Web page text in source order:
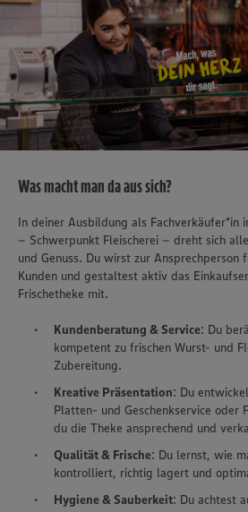
Was macht man da aus sich?
In deiner Ausbildung als Fachverkäufer*in
– Schwerpunkt Fleischerei – dreht sich
und Genuss. Du wirst zur Ansprechperson
Kunden und gestaltest aktiv das
Frischetheke mit.
Kundenberatung & Service: Du
kompetent zu frischen Wurst- und
Zubereitung.
Kreative Präsentation: Du
Platten- und Geschenkservice oder
du die Theke ansprechend und
Qualität & Frische: Du lernst, wie
kontrolliert, richtig lagert und
Hygiene & Sauberkeit: Du achtest